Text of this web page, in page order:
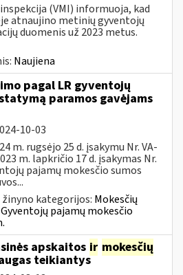
inspekcija (VMI) informuoja, kad
atnaujino metinių gyventojų
duomenis už 2023 metus.
Naujiena
pagal LR gyventojų
paramos gavėjams
10-03
m. rugsėjo 25 d. įsakymu Nr. VA-
m. lapkričio 17 d. įsakymas Nr.
pajamų mokesčio sumos
žinyno kategorijos: Mokesčių
pajamų mokesčio
apskaitos ir mokesčių
teikiantys